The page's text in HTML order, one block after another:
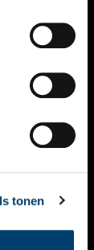
tonen